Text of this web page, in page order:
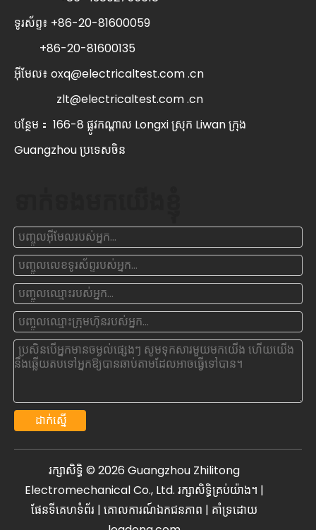
ទូរស័ព្ទ៖ +86-20-81600059
+86-20-81600135
អ៊ីមែល៖ oxq@electricaltest.com .cn
zlt@electricaltest.com .cn
បន្ថែម： 166-8 ផ្លូវកណ្តាល Longxi ស្រុក Liwan ក្រុង
Guangzhou ប្រទេសចិន
ដាក់ស្នើ
រក្សាសិទ្ធិ © 2026 Guangzhou Zhilitong
Electromechanical Co., Ltd. រក្សាសិទ្ធិគ្រប់យ៉ាង។ |
ផែនទីគេហទំព័រ | គោលការណ៍ឯកជនភាព | គាំទ្រដោយ